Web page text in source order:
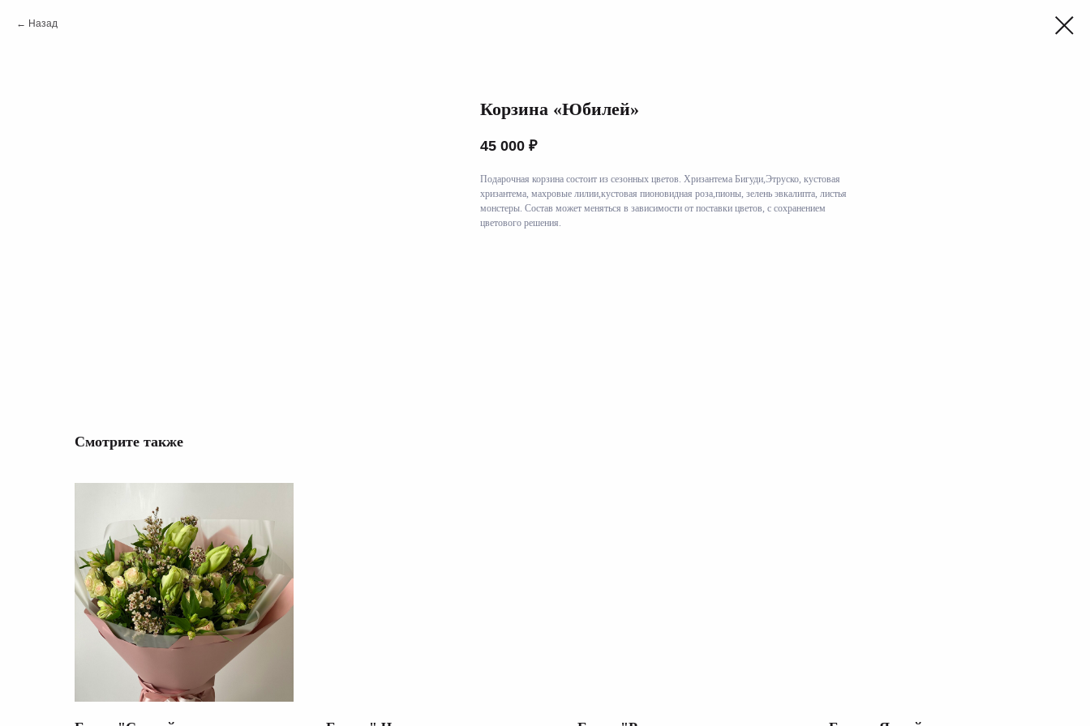
Назад
Корзина «Юбилей»
45 000 ₽
Подарочная корзина состоит из сезонных цветов. Хризантема Бигуди,Этруско, кустовая
хризантема, махровые лилии,кустовая пионовидная роза,пионы, зелень эвкалипта, листья
монстеры. Состав может меняться в зависимости от поставки цветов, с сохранением
цветового решения.
Смотрите также